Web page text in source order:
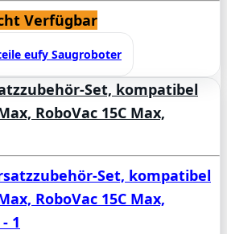
Verfügbar
eufy Saugroboter
Set, kompatibel
RoboVac 15C Max,